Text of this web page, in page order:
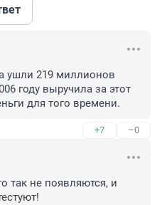
ушли 219 миллионов
году выручила за этот
для того времени.
+7 –0
так не появляются, и